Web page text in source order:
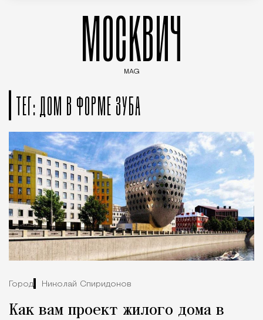
МОСКВИЧ
MAG
ТЕГ: ДОМ В ФОРМЕ ЗУБА
Город Николай Спиридонов
Как вам проект жилого дома в